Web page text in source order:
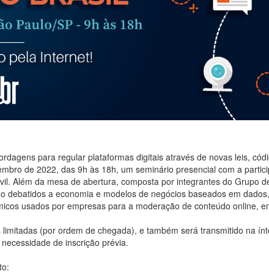
para regular plataformas digitais através de novas leis,
de 2022, das 9h às 18h, um seminário presencial com a
Além da mesa de abertura, composta por integrantes do Grupo
debatidos a economia e modelos de negócios baseados em
usados por empresas para a moderação de conteúdo online,
(por ordem de chegada), e também será transmitido na
de inscrição prévia.